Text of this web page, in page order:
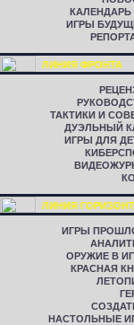
КАЛЕНДАРЬ
ИГРЫ
ЛИНИЯ ФРОНТА
ТАКТИКИ И
ДУЭЛЬНЫЙ
ИГРЫ ДЛЯ
ЛИНИЯ
ИГРЫ
ОРУЖИЕ В
КРАСНАЯ
НАСТОЛЬНЫЕ